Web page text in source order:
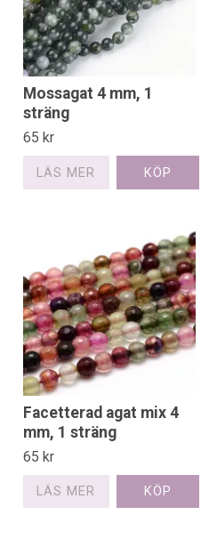
Mossagat 4 mm, 1
sträng
65 kr
LÄS MER
Facetterad agat mix 4
mm, 1 sträng
65 kr
LÄS MER